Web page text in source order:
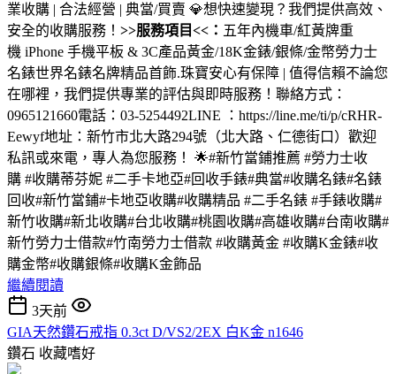
業收購 | 合法經營 | 典當/買賣 💎想快速變現？我們提供高效、
安全的收購服務！ >>服務項目<<： 五年內機車/紅黃牌重
機 iPhone 手機平板 & 3C產品黃金/18K金錶/銀條/金幣勞力士
名錶世界名錶名牌精品首飾.珠寶安心有保障 | 值得信賴不論您
在哪裡，我們提供專業的評估與即時服務！聯絡方式：
0965121660電話：03-5254492LINE ：https://line.me/ti/p/cRHR-
Eewyf地址：新竹市北大路294號（北大路、仁德街口）歡迎
私訊或來電，專人為您服務！ 🌟#新竹當鋪推薦 #勞力士收
購 #收購蒂芬妮 #二手卡地亞#回收手錶#典當#收購名錶#名錶
回收#新竹當鋪#卡地亞收購#收購精品 #二手名錶 #手錶收購#
新竹收購#新北收購#台北收購#桃園收購#高雄收購#台南收購#
新竹勞力士借款#竹南勞力士借款 #收購黃金 #收購K金錶#收
購金幣#收購銀條#收購K金飾品
繼續閱讀
3天前
GIA天然鑽石戒指 0.3ct D/VS2/2EX 白K金 n1646
鑽石 收藏嗜好